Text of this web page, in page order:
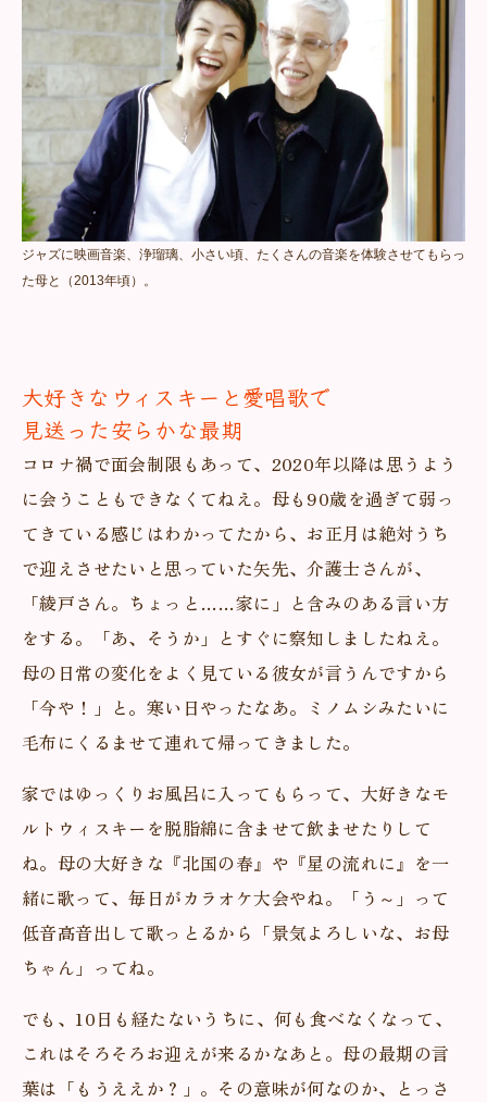
ジャズに映画音楽、浄瑠璃、小さい頃、たくさんの音楽を体験させてもらっ
た母と（2013年頃）。
大好きなウィスキーと愛唱歌で
見送った安らかな最期
コロナ禍で面会制限もあって、2020年以降は思うよう
に会うこともできなくてねえ。母も90歳を過ぎて弱っ
てきている感じはわかってたから、お正月は絶対うち
で迎えさせたいと思っていた矢先、介護士さんが、
「綾戸さん。ちょっと……家に」と含みのある言い方
をする。「あ、そうか」とすぐに察知しましたねえ。
母の日常の変化をよく見ている彼女が言うんですから
「今や！」と。寒い日やったなあ。ミノムシみたいに
毛布にくるませて連れて帰ってきました。
家ではゆっくりお風呂に入ってもらって、大好きなモ
ルトウィスキーを脱脂綿に含ませて飲ませたりして
ね。母の大好きな『北国の春』や『星の流れに』を一
緒に歌って、毎日がカラオケ大会やね。「う～」って
低音高音出して歌っとるから「景気よろしいな、お母
ちゃん」ってね。
でも、10日も経たないうちに、何も食べなくなって、
これはそろそろお迎えが来るかなあと。母の最期の言
葉は「もうええか？」。その意味が何なのか、とっさ